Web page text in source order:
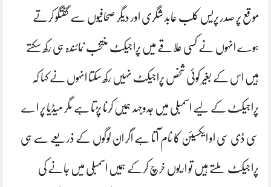
موقع پر صدر پریس کلب عابد شگری اور دیگر صحافیوں سے گفتگو کرتے
ہوے انہوں نے کسی علاقے میں پراجیکٹ منتخب نمائندہ ہی رکھ سکتے
ہیں اس کے بغیر کوئی شخص پراجیکٹ نہیں رکھ سکتا انہوں نے کہا کہ
پراجیکٹ کے لیے اسمبلی میں جدوجہد ہمیں کرنا پڑتا ہے مگر میڈیا پر اے
سی ڈی سی او ایکسیئن کا نام آتا ہے اگر ان لوگوں کے ذریعے سے ہی
پراجیکٹ ملتے ہیں تو اربوں خرچ کرکے ہمیں اسمبلی میں جانے کی